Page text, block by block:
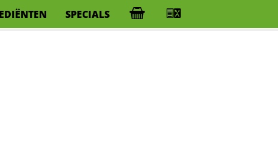
SPECIALS